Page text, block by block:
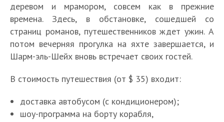
деревом и мрамором, совсем как в прежние
времена. Здесь, в обстановке, сошедшей со
страниц романов, путешественников ждет ужин. А
потом вечерняя прогулка на яхте завершается, и
Шарм-эль-Шейх вновь встречает своих гостей.
В стоимость путешествия (от $ 35) входит:
доставка автобусом (с кондиционером);
шоу-программа на борту корабля,